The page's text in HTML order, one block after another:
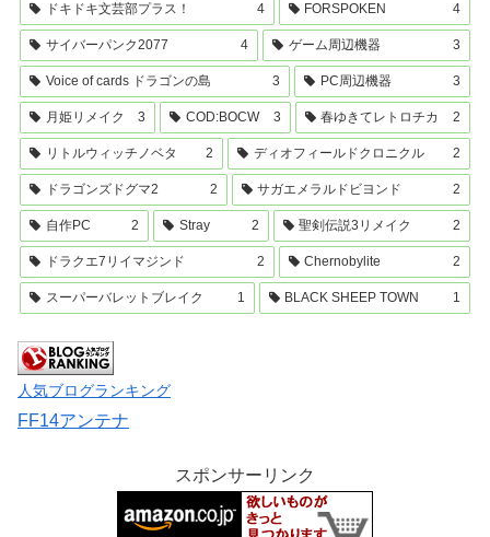
ドキドキ文芸部プラス！ 4 FORSPOKEN 4
サイバーパンク2077 4 ゲーム周辺機器 3
Voice of cards ドラゴンの島 3 PC周辺機器 3
月姫リメイク 3 COD:BOCW 3 春ゆきてレトロチカ 2
リトルウィッチノベタ 2 ディオフィールドクロニクル 2
ドラゴンズドグマ2 2 サガエメラルドビヨンド 2
自作PC 2 Stray 2 聖剣伝説3リメイク 2
ドラクエ7リイマジンド 2 Chernobylite 2
スーパーバレットブレイク 1 BLACK SHEEP TOWN 1
人気ブログランキング
FF14アンテナ
スポンサーリンク